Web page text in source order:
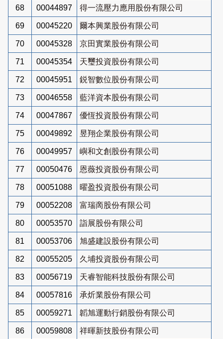
68 00044897 得一流壓力應用股份有限公司
69 00045220 爾本興業股份有限公司
70 00045328 京田實業股份有限公司
71 00045354 天璽投資股份有限公司
72 00045951 鋭智數位股份有限公司
73 00046558 藍洋資本股份有限公司
74 00047867 優恆投資股份有限公司
75 00049892 昱翔企業股份有限公司
76 00049957 嶼和文創股份有限公司
77 00050476 恩薇投資股份有限公司
78 00051088 曜盈投資股份有限公司
79 00052208 富瑞啇股份有限公司
80 00053570 詣展股份有限公司
81 00053706 旭盛建設股份有限公司
82 00055205 久埔投資股份有限公司
83 00056719 天睿智能科技股份有限公司
84 00057816 承炘業股份有限公司
85 00059271 韜旭運動行銷股份有限公司
86 00059808 祥暉新技股份有限公司